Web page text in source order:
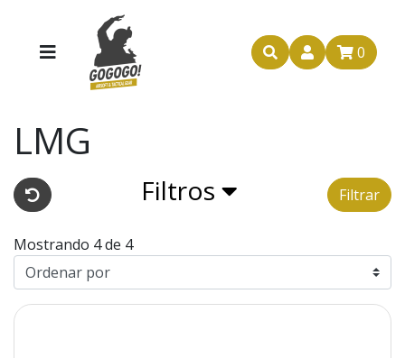
0
LMG
Filtros Filtrar
Mostrando 4 de 4